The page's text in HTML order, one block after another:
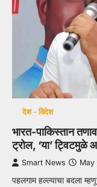
देश - विदेश
भारत-पाकिस्तान
ट्रोल, ‘या’
Smart News
पहलगाम हल्ल्याचा बदला